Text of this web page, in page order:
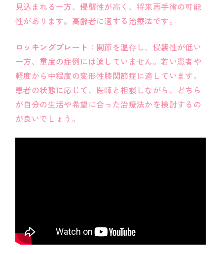
見込まれる一方、侵襲性が高く、将来再手術の可能
性があります。高齢者に適する治療法です。
ロッキングプレート ：関節を温存し、侵襲性が低い
一方、重度の症例には適していません。若い患者や
軽度から中程度の変形性膝関節症に適しています。
患者の状態に応じて、医師と相談しながら、どちら
が自分の生活や希望に合った治療法かを検討するの
が良いでしょう。